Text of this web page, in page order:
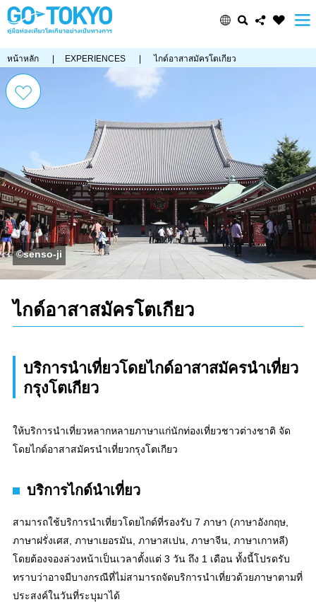
หน้าหลัก EXPERIENCES ไกด์อาสาสมัครโตเกียว
©senso-ji
ไกด์อาสาสมัครโตเกียว
บริการนำเที่ยวโดยไกด์อาสาสมัครนำเที่ยว
กรุงโตเกียว
ให้บริการนำเที่ยวหลากหลายภาษาแก่นักท่องเที่ยวชาวต่างชาติ จัด
โดยไกด์อาสาสมัครนำเที่ยวกรุงโตเกียว
บริการไกด์นำเที่ยว
สามารถใช้บริการนำเที่ยวโดยไกด์ที่รองรับ 7 ภาษา (ภาษาอังกฤษ,
ภาษาฝรั่งเศส, ภาษาเยอรมัน, ภาษาสเปน, ภาษาจีน, ภาษาเกาหลี)
โดยต้องจองล่วงหน้าเป็นเวลาตั้งแต่ 3 วัน ถึง 1 เดือน ทั้งนี้โปรดรับ
ทราบว่าอาจมีบางกรณีที่ไม่สามารถจัดบริการนำเที่ยวด้วยภาษาตามที่
ประสงค์ในวันที่ระบุมาได้